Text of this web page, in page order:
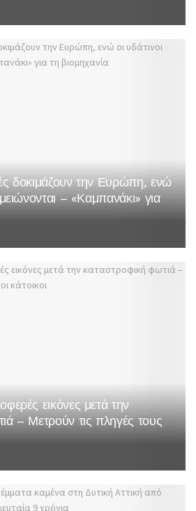
δοκιμάζουν την Ευρώπη, ενώ
– «Καμπανάκι» για
εικόνες μετά την
– Μετρούν τις πληγές τους